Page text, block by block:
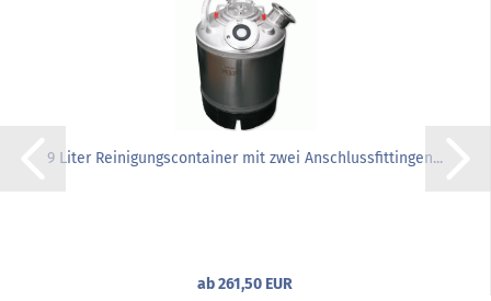
9 Liter Reinigungscontainer mit zwei Anschlussfittingen...
ab 261,50 EUR